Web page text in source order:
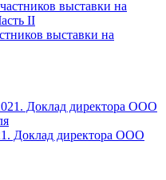
выставки на
Доклад директора ООО